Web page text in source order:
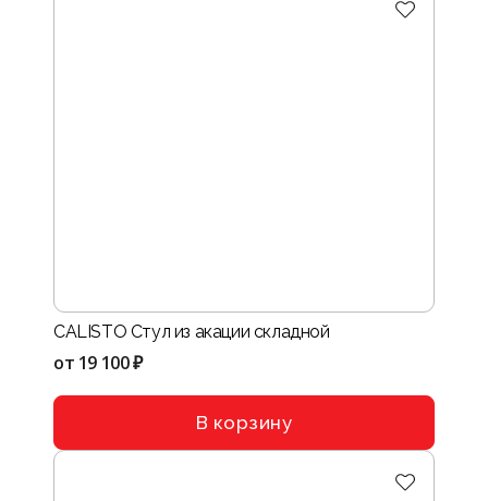
CALISTO Стул из акации складной
от 19 100 ₽
В корзину